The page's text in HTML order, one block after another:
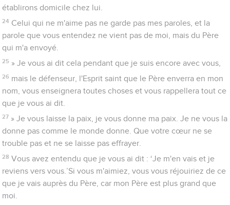
établirons domicile chez lui.
24 Celui qui ne m'aime pas ne garde pas mes paroles, et la
parole que vous entendez ne vient pas de moi, mais du Père
qui m'a envoyé.
25 » Je vous ai dit cela pendant que je suis encore avec vous,
26 mais le défenseur, l'Esprit saint que le Père enverra en mon
nom, vous enseignera toutes choses et vous rappellera tout ce
que je vous ai dit.
27 » Je vous laisse la paix, je vous donne ma paix. Je ne vous la
donne pas comme le monde donne. Que votre cœur ne se
trouble pas et ne se laisse pas effrayer.
28 Vous avez entendu que je vous ai dit : ‘Je m'en vais et je
reviens vers vous.’Si vous m'aimiez, vous vous réjouiriez de ce
que je vais auprès du Père, car mon Père est plus grand que
moi.